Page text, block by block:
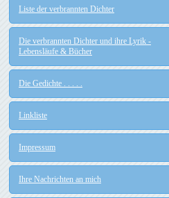
Liste der verbrannten Dichter
Die verbrannten Dichter und ihre Lyrik -
Lebensläufe & Bücher
Die Gedichte . . . . .
Linkliste
Impressum
Ihre Nachrichten an mich